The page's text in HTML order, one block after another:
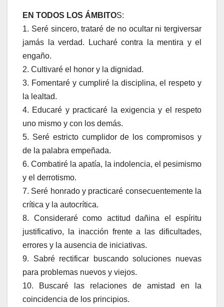
EN TODOS LOS ÁMBITOS:
1. Seré sincero, trataré de no ocultar ni tergiversar
jamás la verdad. Lucharé contra la mentira y el
engaño.
2. Cultivaré el honor y la dignidad.
3. Fomentaré y cumpliré la disciplina, el respeto y
la lealtad.
4. Educaré y practicaré la exigencia y el respeto
uno mismo y con los demás.
5. Seré estricto cumplidor de los compromisos y
de la palabra empeñada.
6. Combatiré la apatía, la indolencia, el pesimismo
y el derrotismo.
7. Seré honrado y practicaré consecuentemente la
crítica y la autocrítica.
8. Consideraré como actitud dañina el espíritu
justificativo, la inacción frente a las dificultades,
errores y la ausencia de iniciativas.
9. Sabré rectificar buscando soluciones nuevas
para problemas nuevos y viejos.
10. Buscaré las relaciones de amistad en la
coincidencia de los principios.